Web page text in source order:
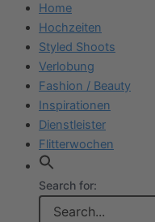
Home
Hochzeiten
Styled Shoots
Verlobung
Fashion / Beauty
Inspirationen
Dienstleister
Flitterwochen
Search for: